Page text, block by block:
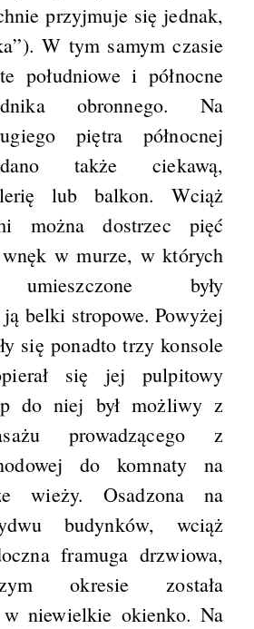
przyjmuje się jednak,
W tym samym czasie
południowe i północne
obronnego. Na
piętra północnej
także ciekawą,
lub balkon. Wciąż
można dostrzec pięć
w murze, w których
umieszczone były
belki stropowe. Powyżej
się ponadto trzy konsole
się jej pulpitowy
do niej był możliwy z
prowadzącego z
do komnaty na
wieży. Osadzona na
budynków, wciąż
framuga drzwiowa,
okresie została
w niewielkie okienko. Na